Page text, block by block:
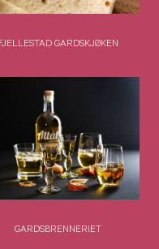
GARDSKJØKEN
GARDSBRENNERIET